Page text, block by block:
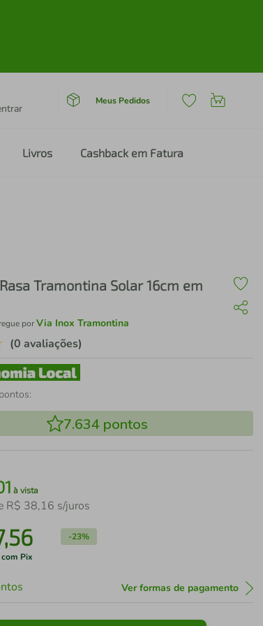
Meus Pedidos
Livros Cashback em Fatura
Tramontina Solar 16cm em
porVia Inox Tramontina
(0 avaliações)
7.634pontos
à vista
R$ 38,16 s/juros
,56 -23%
Pix
Ver formas de pagamento